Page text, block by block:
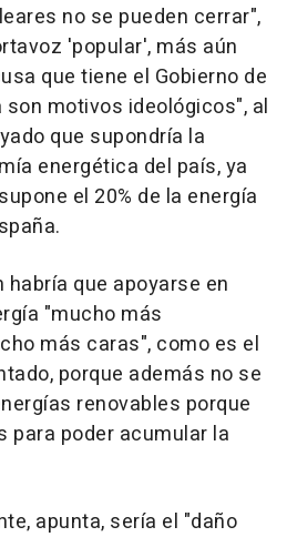
no se pueden cerrar",
'popular', más aún
que tiene el Gobierno de
motivos ideológicos", al
que supondría la
energética del país, ya
el 20% de la energía
que apoyarse en
"mucho más
más caras", como es el
porque además no se
renovables porque
para poder acumular la
apunta, sería el "daño